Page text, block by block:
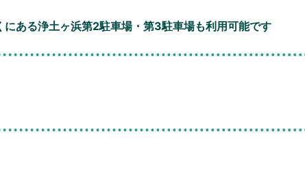
にある浄土ヶ浜第2駐車場・第3駐車場も利用可能です